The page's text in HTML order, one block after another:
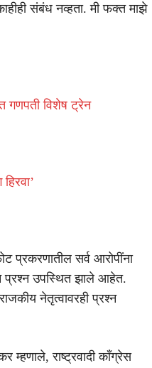
संबंध नव्हता. मी फक्त माझे
गणपती विशेष ट्रेन
प्रकरणातील सर्व आरोपींना
प्रश्न उपस्थित झाले आहेत.
नेतृत्वावरही प्रश्न
म्हणाले, राष्ट्रवादी काँग्रेस